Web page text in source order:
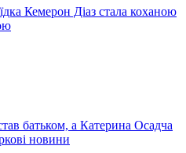
Кемерон Діаз стала коханою
батьком, а Катерина Осадча
новини